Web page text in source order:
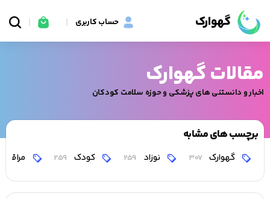
گهوارک حساب کاربری
مقالات گهوارک
اخبار و دانستنی های پزشکی و حوزه سلامت کودکان
برچسب های مشابه
گهوارک 307 نوزاد 259 کودک 259 مراقبت